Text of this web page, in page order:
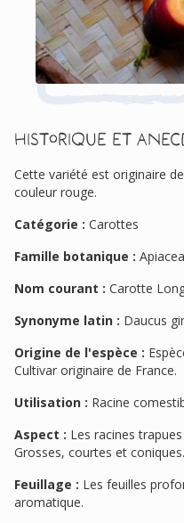
Historique et
Cette variété est originaire
couleur rouge.
Catégorie : Carottes
Famille botanique :
Nom courant : Carotte
Synonyme latin : Daucus
Origine de l'espèce :
Cultivar originaire de France.
Utilisation : Racine
Aspect : Les racines
Grosses, courtes et coniques.
Feuillage : Les feuilles
aromatique.